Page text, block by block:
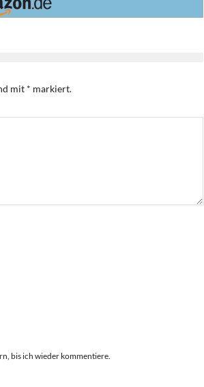
mit * markiert.
bis ich wieder kommentiere.